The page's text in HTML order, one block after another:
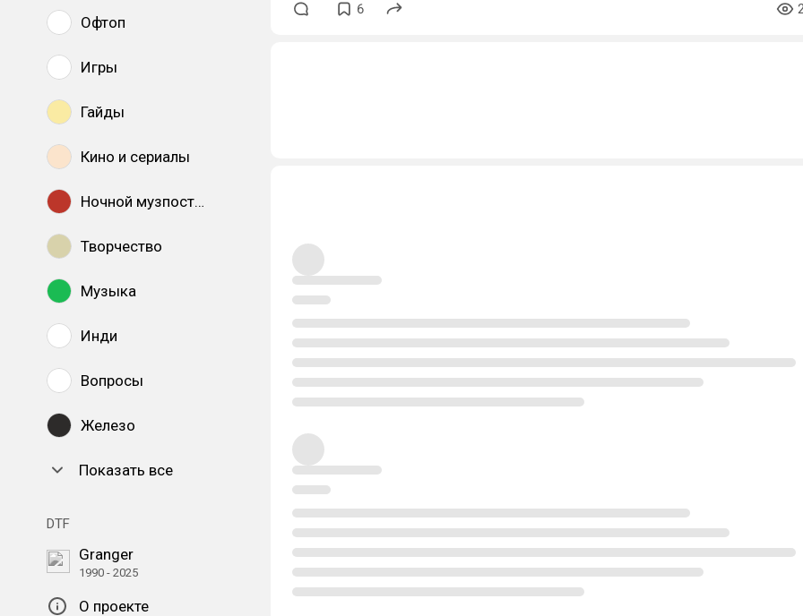
Офтоп
Игры
Гайды
Кино и сериалы
Ночной музпостинг
Творчество
Музыка
Инди
Вопросы
Железо
Показать все
DTF
Granger
1990 - 2025
О проекте
6